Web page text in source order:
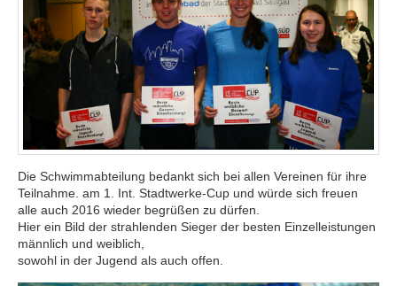
Die Schwimmabteilung bedankt sich bei allen Vereinen für ihre
Teilnahme. am 1. Int. Stadtwerke-Cup und würde sich freuen
alle auch 2016 wieder begrüßen zu dürfen.
Hier ein Bild der strahlenden Sieger der besten Einzelleistungen
männlich und weiblich,
sowohl in der Jugend als auch offen.